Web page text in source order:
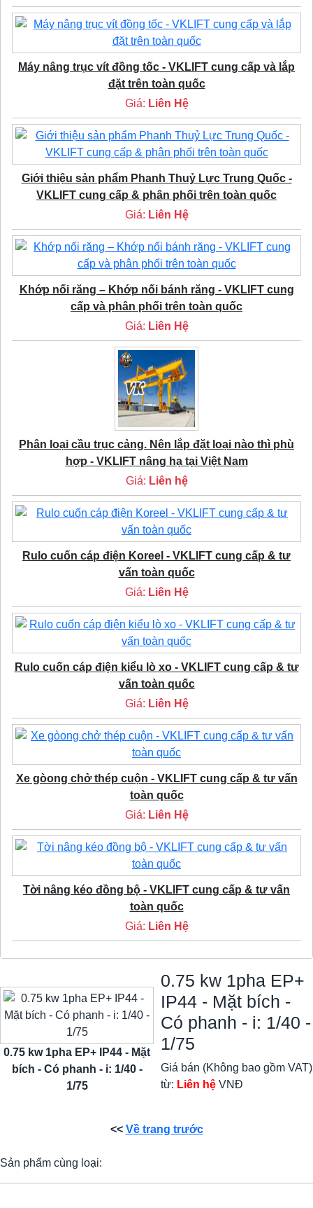
Máy nâng trục vít đồng tốc - VKLIFT cung cấp và lắp
đặt trên toàn quốc
Giá: Liên Hệ
Giới thiệu sản phẩm Phanh Thuỷ Lực Trung Quốc -
VKLIFT cung cấp & phân phối trên toàn quốc
Giá: Liên Hệ
Khớp nối răng – Khớp nối bánh răng - VKLIFT cung
cấp và phân phối trên toàn quốc
Giá: Liên Hệ
Phân loại cầu trục cảng. Nên lắp đặt loại nào thì phù
hợp - VKLIFT nâng hạ tại Việt Nam
Giá: Liên hệ
Rulo cuốn cáp điện Koreel - VKLIFT cung cấp & tư
vấn toàn quốc
Giá: Liên Hệ
Rulo cuốn cáp điện kiểu lò xo - VKLIFT cung cấp & tư
vấn toàn quốc
Giá: Liên Hệ
Xe gòong chở thép cuộn - VKLIFT cung cấp & tư vấn
toàn quốc
Giá: Liên Hệ
Tời nâng kéo đồng bộ - VKLIFT cung cấp & tư vấn
toàn quốc
Giá: Liên Hệ
0.75 kw 1pha EP+ IP44 - Mặt
bích - Có phanh - i: 1/40 -
1/75
0.75 kw 1pha EP+
IP44 - Mặt bích -
Có phanh - i: 1/40 -
1/75
Giá bán (Không bao gồm VAT)
từ: Liên hệ VNĐ
<< Về trang trước
Sản phẩm cùng loại: